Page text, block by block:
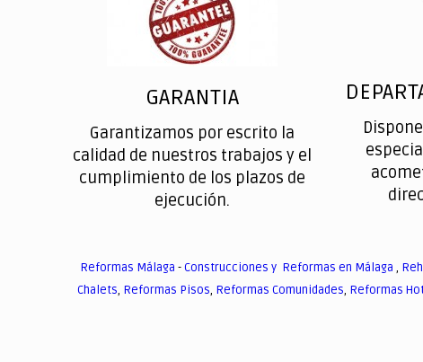
GARANTIA
Garantizamos por escrito la
calidad de nuestros trabajos y el
cumplimiento de los plazos de
ejecución.
Reformas Málaga -Construcciones y Reformas en Málaga ,
Chalets, Reformas Pisos, Reformas Comunidades, Reformas